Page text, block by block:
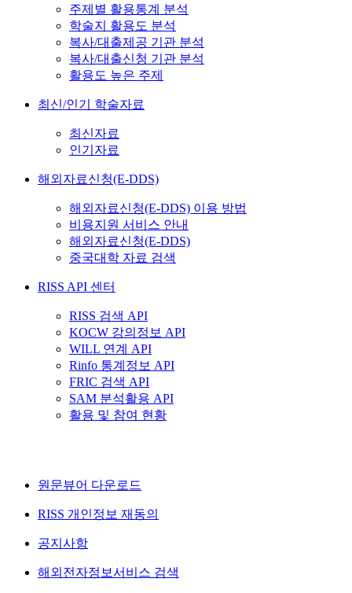
주제별 활용통계 분석
학술지 활용도 분석
복사/대출제공 기관 분석
복사/대출신청 기관 분석
활용도 높은 주제
최신/인기 학술자료
최신자료
인기자료
해외자료신청(E-DDS)
해외자료신청(E-DDS) 이용 방법
비용지원 서비스 안내
해외자료신청(E-DDS)
중국대학 자료 검색
RISS API 센터
RISS 검색 API
KOCW 강의정보 API
WILL 연계 API
Rinfo 통계정보 API
FRIC 검색 API
SAM 분석활용 API
활용 및 참여 현황
원문뷰어 다운로드
RISS 개인정보 재동의
공지사항
해외전자정보서비스 검색